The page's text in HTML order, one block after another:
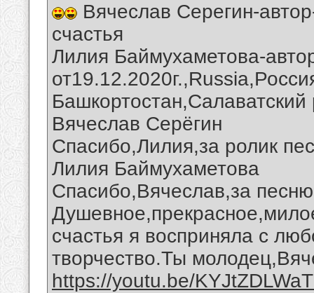
Вячеслав Серегин-
счастья
Лилия Баймухаметова-
Вячеслав Серёгин
Спасибо,Лилия,за ролик
Лилия Баймухаметова
Спасибо,Вячеслав,за
счастья я восприняла с
творчество.Ты
https://youtu.be/